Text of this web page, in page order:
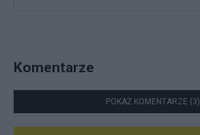
Komentarze
POKAŻ KOMENTARZE (3)